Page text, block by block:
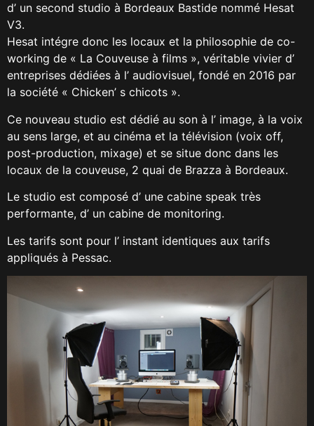
d’ un second studio à Bordeaux Bastide nommé Hesat
V3.
Hesat intégre donc les locaux et la philosophie de co-
working de « La Couveuse à films », véritable vivier d’
entreprises dédiées à l’ audiovisuel, fondé en 2016 par
la société « Chicken’ s chicots ».
Ce nouveau studio est dédié au son à l’ image, à la voix
au sens large, et au cinéma et la télévision (voix off,
post-production, mixage) et se situe donc dans les
locaux de la couveuse, 2 quai de Brazza à Bordeaux.
Le studio est composé d’ une cabine speak très
performante, d’ un cabine de monitoring.
Les tarifs sont pour l’ instant identiques aux tarifs
appliqués à Pessac.